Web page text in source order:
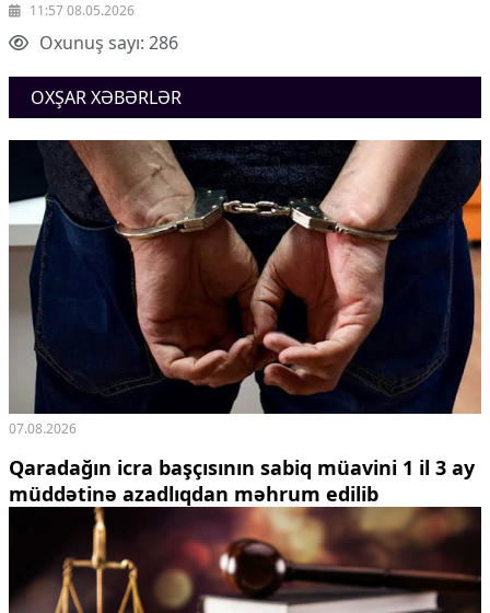
11:57 08.05.2026
Oxunuş sayı: 286
OXŞAR XƏBƏRLƏR
07.08.2026
Qaradağın icra başçısının sabiq müavini 1 il 3 ay
müddətinə azadlıqdan məhrum edilib